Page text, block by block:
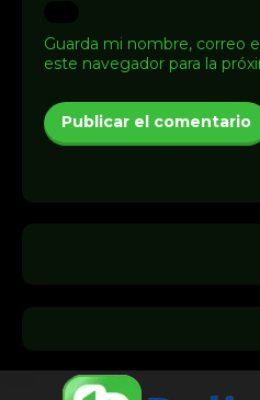
Guarda mi nombre, correo
este navegador para la